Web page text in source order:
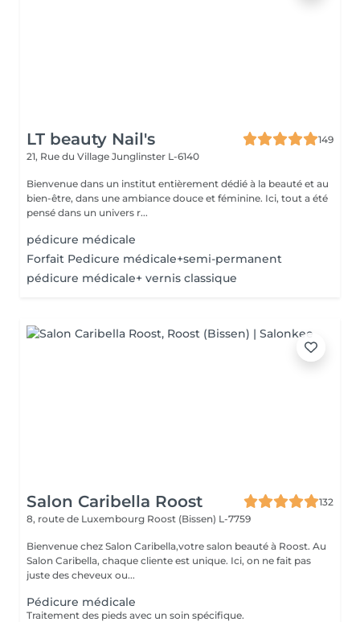
LT beauty Nail's
149
21, Rue du Village Junglinster L-6140
Bienvenue dans un institut entièrement dédié à la beauté et au
bien-être, dans une ambiance douce et féminine. Ici, tout a été
pensé dans un univers r...
pédicure médicale
Forfait Pedicure médicale+semi-permanent
pédicure médicale+ vernis classique
Salon Caribella Roost
132
8, route de Luxembourg Roost (Bissen) L-7759
Bienvenue chez Salon Caribella,votre salon beauté à Roost. Au
Salon Caribella, chaque cliente est unique. Ici, on ne fait pas
juste des cheveux ou...
Pédicure médicale
Traitement des pieds avec un soin spécifique.